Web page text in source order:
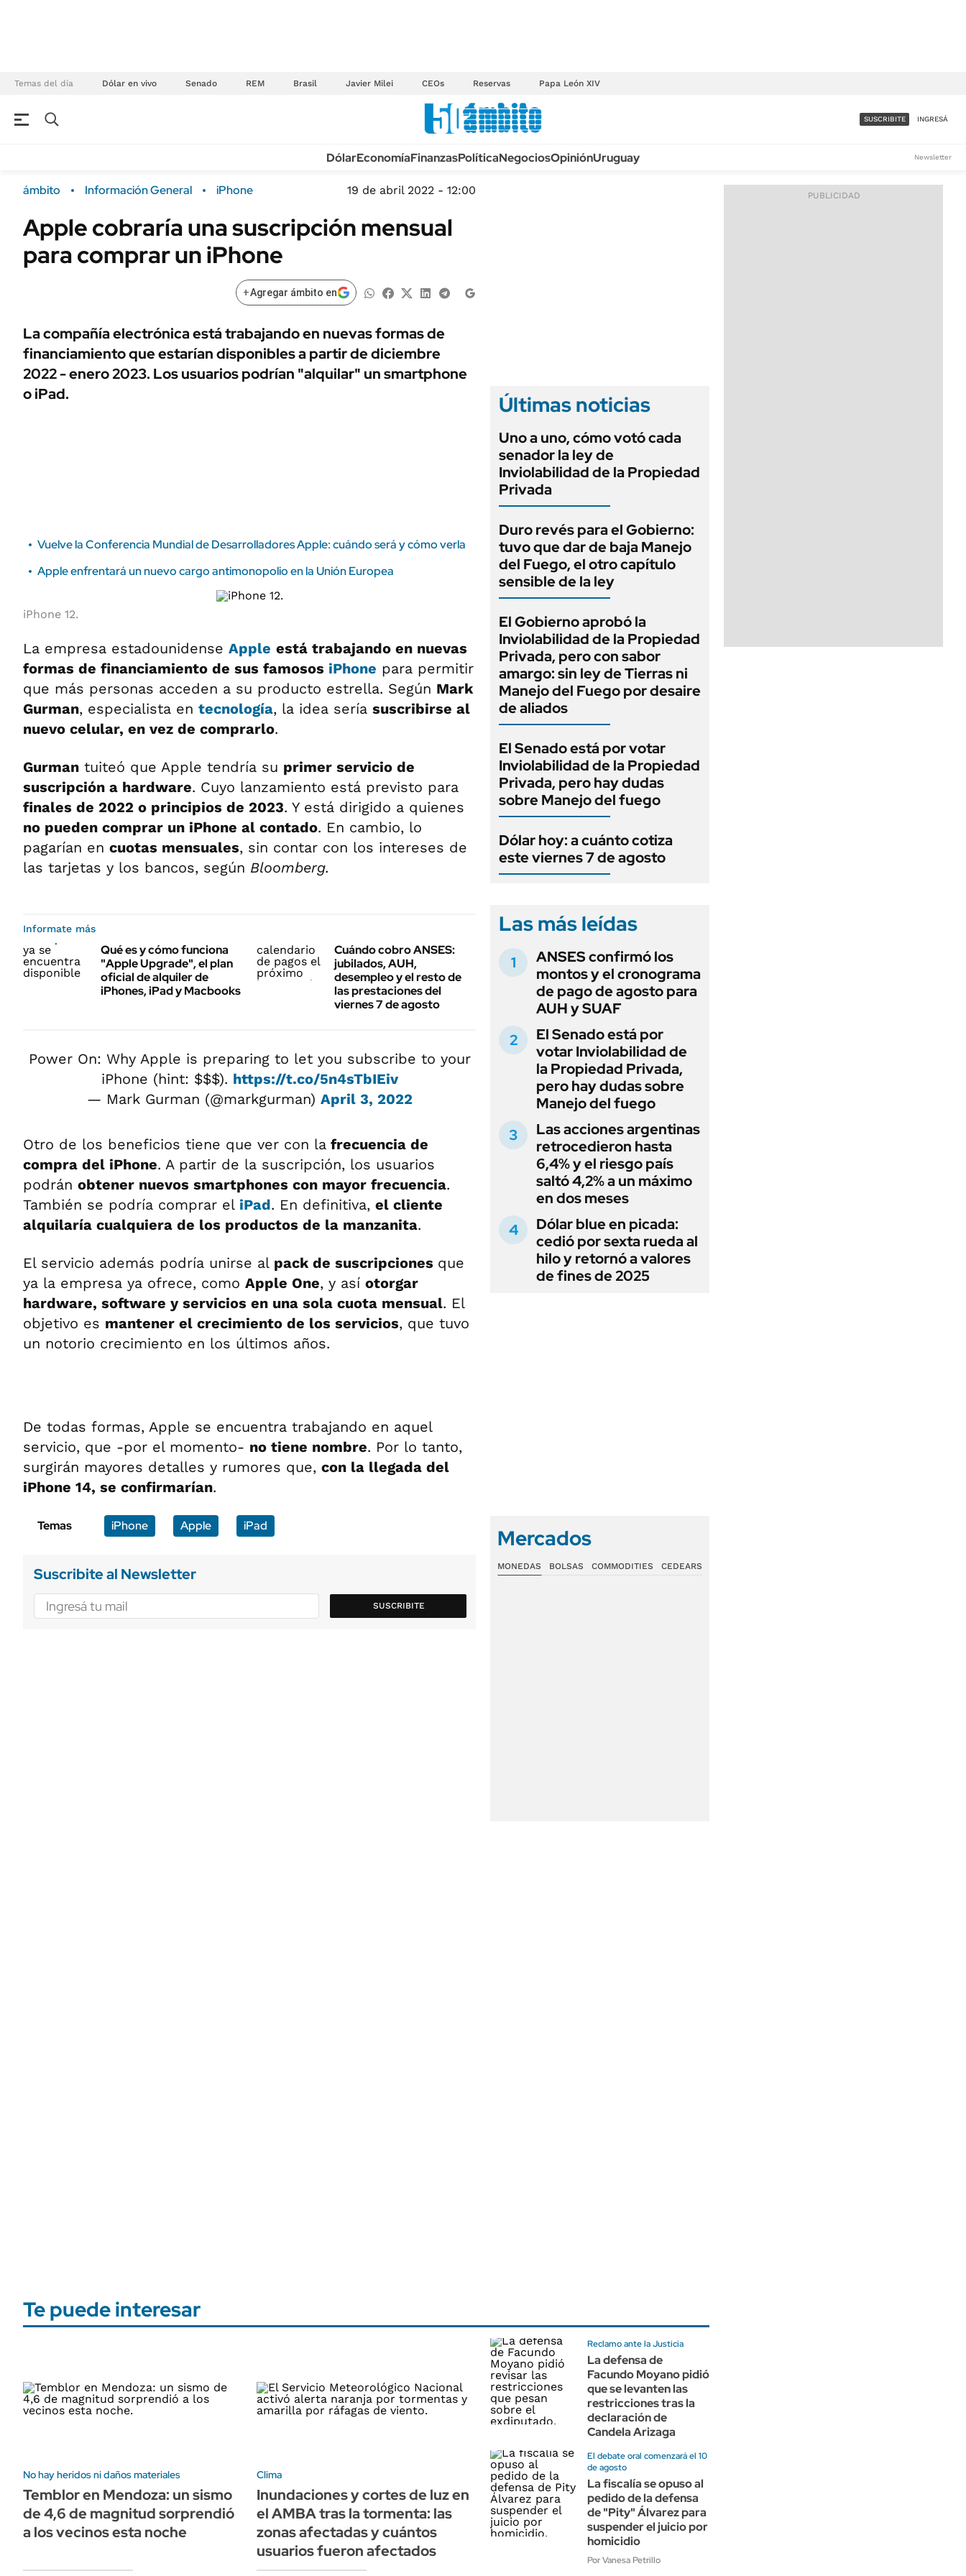
Temas del día Dólar en vivo Senado REM Brasil Javier Milei CEOs Reservas Papa León XIV
Campo
FINANZAS
ÁMBITO DEBATE
MEDIAKIT AMBITO DEBATE
Sustentabilidad
Seguros
POLÍTICA
URUGUAY
TECNOLOGÍA
MÉXICO
MUNDO
LIFESTYLE
AUTOS
ACCESO FULL - $1.800/MES
SUSCRIBITE INGRESÁ
DólarEconomíaFinanzasPolíticaNegociosOpiniónUruguay Newsletter
ámbito Información General iPhone 19 de abril 2022 - 12:00
Apple cobraría una suscripción mensual
para comprar un iPhone
+Agregar ámbito en
La compañía electrónica está trabajando en nuevas formas de
financiamiento que estarían disponibles a partir de diciembre
2022 - enero 2023. Los usuarios podrían "alquilar" un smartphone
o iPad.
Vuelve la Conferencia Mundial de Desarrolladores Apple: cuándo será y cómo verla
Apple enfrentará un nuevo cargo antimonopolio en la Unión Europea
iPhone 12.
La empresa estadounidense Apple está trabajando en nuevas
formas de financiamiento de sus famosos iPhone para permitir
que más personas acceden a su producto estrella. Según Mark
Gurman, especialista en tecnología, la idea sería suscribirse al
nuevo celular, en vez de comprarlo.
Gurman tuiteó que Apple tendría su primer servicio de
suscripción a hardware. Cuyo lanzamiento está previsto para
finales de 2022 o principios de 2023. Y está dirigido a quienes
no pueden comprar un iPhone al contado. En cambio, lo
pagarían en cuotas mensuales, sin contar con los intereses de
las tarjetas y los bancos, según Bloomberg.
Informate más
Qué es y cómo funciona
"Apple Upgrade", el plan
oficial de alquiler de
iPhones, iPad y Macbooks
Cuándo cobro ANSES:
jubilados, AUH,
desempleo y el resto de
las prestaciones del
viernes 7 de agosto
Power On: Why Apple is preparing to let you subscribe to your
iPhone (hint: $$$). https://t.co/5n4sTbIEiv
— Mark Gurman (@markgurman) April 3, 2022
Otro de los beneficios tiene que ver con la frecuencia de
compra del iPhone. A partir de la suscripción, los usuarios
podrán obtener nuevos smartphones con mayor frecuencia.
También se podría comprar el iPad. En definitiva, el cliente
alquilaría cualquiera de los productos de la manzanita.
El servicio además podría unirse al pack de suscripciones que
ya la empresa ya ofrece, como Apple One, y así otorgar
hardware, software y servicios en una sola cuota mensual. El
objetivo es mantener el crecimiento de los servicios, que tuvo
un notorio crecimiento en los últimos años.
De todas formas, Apple se encuentra trabajando en aquel
servicio, que -por el momento- no tiene nombre. Por lo tanto,
surgirán mayores detalles y rumores que, con la llegada del
iPhone 14, se confirmarían.
Temas iPhone Apple iPad
Suscribite al Newsletter
SUSCRIBITE
Últimas noticias
Uno a uno, cómo votó cada
senador la ley de
Inviolabilidad de la Propiedad
Privada
Duro revés para el Gobierno:
tuvo que dar de baja Manejo
del Fuego, el otro capítulo
sensible de la ley
El Gobierno aprobó la
Inviolabilidad de la Propiedad
Privada, pero con sabor
amargo: sin ley de Tierras ni
Manejo del Fuego por desaire
de aliados
El Senado está por votar
Inviolabilidad de la Propiedad
Privada, pero hay dudas
sobre Manejo del fuego
Dólar hoy: a cuánto cotiza
este viernes 7 de agosto
Las más leídas
ANSES confirmó los
montos y el cronograma
de pago de agosto para
AUH y SUAF
El Senado está por
votar Inviolabilidad de
la Propiedad Privada,
pero hay dudas sobre
Manejo del fuego
Las acciones argentinas
retrocedieron hasta
6,4% y el riesgo país
saltó 4,2% a un máximo
en dos meses
Dólar blue en picada:
cedió por sexta rueda al
hilo y retornó a valores
de fines de 2025
Mercados
MONEDAS BOLSAS COMMODITIES CEDEARS
Te puede interesar
No hay heridos ni daños materiales
Temblor en Mendoza: un sismo
de 4,6 de magnitud sorprendió
a los vecinos esta noche
Clima
Inundaciones y cortes de luz en
el AMBA tras la tormenta: las
zonas afectadas y cuántos
usuarios fueron afectados
Reclamo ante la Justicia
La defensa de
Facundo Moyano pidió
que se levanten las
restricciones tras la
declaración de
Candela Arizaga
El debate oral comenzará el 10
de agosto
La fiscalía se opuso al
pedido de la defensa
de "Pity" Álvarez para
suspender el juicio por
homicidio
Por Vanesa Petrillo